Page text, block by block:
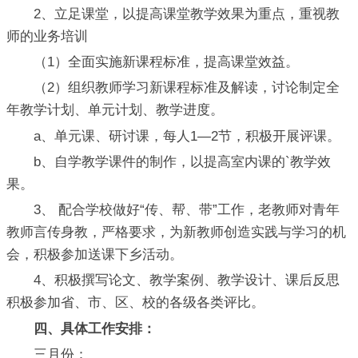
2、立足课堂，以提高课堂教学效果为重点，重视教
师的业务培训
（1）全面实施新课程标准，提高课堂效益。
（2）组织教师学习新课程标准及解读，讨论制定全
年教学计划、单元计划、教学进度。
a、单元课、研讨课，每人1—2节，积极开展评课。
b、自学教学课件的制作，以提高室内课的`教学效
果。
3、 配合学校做好“传、帮、带”工作，老教师对青年
教师言传身教，严格要求，为新教师创造实践与学习的机
会，积极参加送课下乡活动。
4、积极撰写论文、教学案例、教学设计、课后反思
积极参加省、市、区、校的各级各类评比。
四、具体工作安排：
三月份：